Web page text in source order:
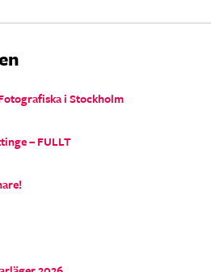
i Stockholm
– FULLT